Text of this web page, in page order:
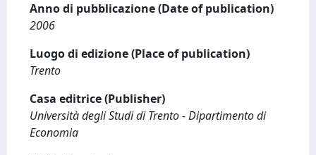
Anno di pubblicazione (Date of publication)
2006
Luogo di edizione (Place of publication)
Trento
Casa editrice (Publisher)
Università degli Studi di Trento - Dipartimento di
Economia